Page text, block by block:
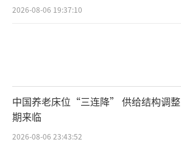
2026-08-06 19:37:10
中国养老床位“三连降” 供给结构调整
期来临
2026-08-06 23:43:52